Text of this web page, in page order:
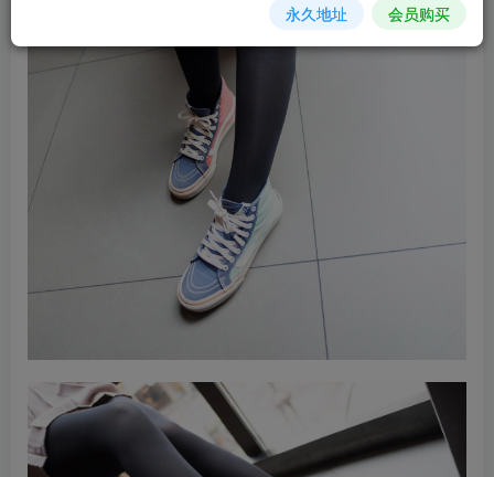
永久地址 会员购买